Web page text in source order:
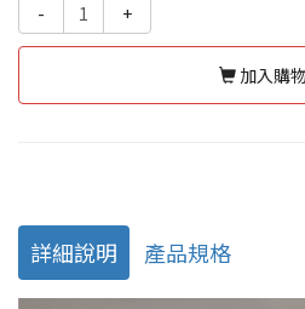
- +
加入購
詳細說明 產品規格